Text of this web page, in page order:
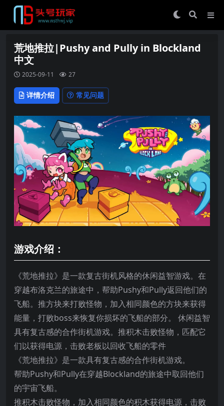
荒地推拉|Pushy and Pully in Blockland
中文
2025-09-11 27
详情介绍 常见问题
游戏介绍：
《荒地推拉》是一款复古街机风格的休闲益智游戏。在
穿越布洛克兰的旅途中，帮助Pushy和Pully返回他们的
飞船。推方块来打败怪物，加入相同颜色的方块来获得
能量，打败boss来恢复你损坏的飞船的部分。 休闲益智
具有复古感的合作街机游戏。推积木击败怪物，匹配它
们以获得电源，击败老板以回收飞船的零件
《荒地推拉》是一款具有复古感的合作街机游戏。
帮助Pushy和Pully在穿越Blockland的旅途中取回他们
的宇宙飞船。
推积木击败怪物，加入相同颜色的积木获得电源，击败